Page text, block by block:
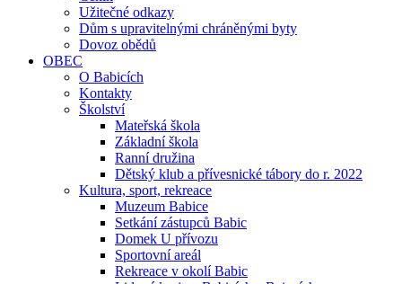
Užitečné odkazy
Dům s upravitelnými chráněnými byty
Dovoz obědů
OBEC
O Babicích
Kontakty
Školství
Mateřská škola
Základní škola
Ranní družina
Dětský klub a přívesnické tábory do r. 2022
Kultura, sport, rekreace
Muzeum Babice
Setkání zástupců Babic
Domek U přívozu
Sportovní areál
Rekreace v okolí Babic